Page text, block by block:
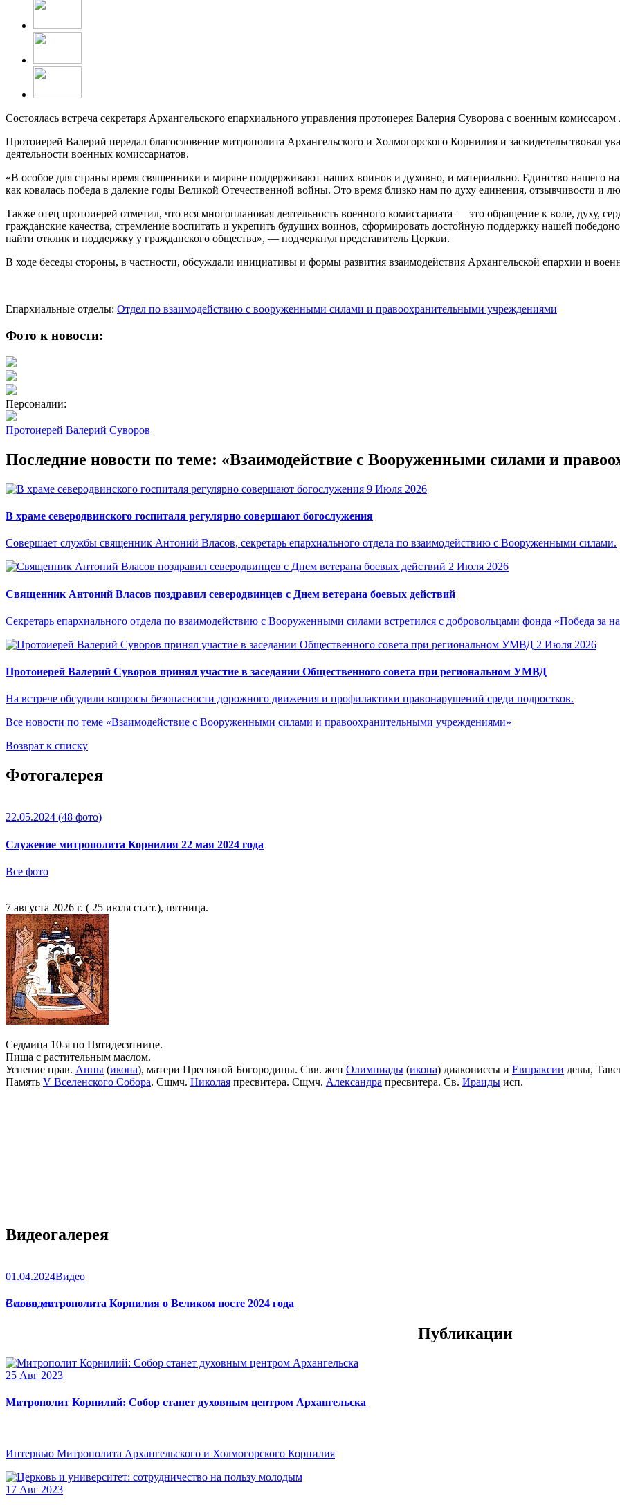
Состоялась встреча секретаря Архангельского епархиального управления протоиерея Валерия Суворова с военным
Протоиерей Валерий передал благословение митрополита Архангельского и Холмогорского Корнилия и засвидетельствовал
деятельности военных комиссариатов.
«В особое для страны время священники и миряне поддерживают наших воинов и духовно, и материально. Единство нашего
как ковалась победа в далекие годы Великой Отечественной войны. Это время близко нам по духу единения, отзывчивости и
Также отец протоиерей отметил, что вся многоплановая деятельность военного комиссариата — это обращение к воле, духу,
гражданские качества, стремление воспитать и укрепить будущих воинов, сформировать достойную поддержку нашей
найти отклик и поддержку у гражданского общества», — подчеркнул представитель Церкви.
В ходе беседы стороны, в частности, обсуждали инициативы и формы развития взаимодействия Архангельской епархии и
Епархиальные отделы: Отдел по взаимодействию с вооруженными силами и правоохранительными учреждениями
Фото к новости:
Персоналии:
Протоиерей Валерий Суворов
Последние новости по теме: «Взаимодействие с Вооруженными силами и
9 Июля 2026
В храме северодвинского госпиталя регулярно совершают богослужения
Совершает службы священник Антоний Власов, секретарь епархиального отдела по взаимодействию с Вооруженными силами.
2 Июля 2026
Священник Антоний Власов поздравил северодвинцев с Днем ветерана боевых действий
Секретарь епархиального отдела по взаимодействию с Вооруженными силами встретился с добровольцами фонда «Победа за
2 Июля 2026
Протоиерей Валерий Суворов принял участие в заседании Общественного совета при региональном УМВД
На встрече обсудили вопросы безопасности дорожного движения и профилактики правонарушений среди подростков.
Все новости по теме «Взаимодействие с Вооруженными силами и правоохранительными учреждениями»
Возврат к списку
Фотогалерея
22.05.2024 (48 фото)
Служение митрополита Корнилия 22 мая 2024 года
Все фото
7 августа 2026 г. ( 25 июля ст.ст.), пятница.
Седмица 10-я по Пятидесятнице.
Пища с растительным маслом.
Успение прав. Анны (икона), матери Пресвятой Богородицы. Свв. жен Олимпиады (икона) диакониссы и Евпраксии девы,
Память V Вселенского Собора. Сщмч. Николая пресвитера. Сщмч. Александра пресвитера. Св. Ираиды исп.
Видеогалерея
01.04.2024Видео
Слово митрополита Корнилия о Великом посте 2024 года
Все видео
Публикации
25 Авг 2023
Митрополит Корнилий: Собор станет духовным центром Архангельска
Интервью Митрополита Архангельского и Холмогорского Корнилия
17 Авг 2023